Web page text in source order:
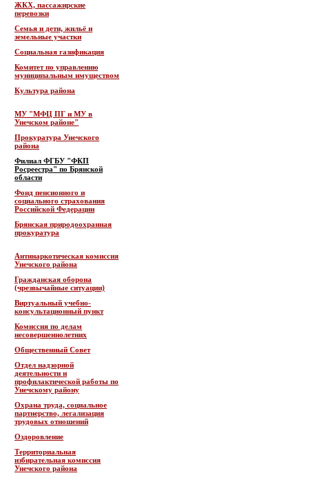
ЖКХ, пассажирские
перевозки
Семья и дети, жильё и
земельные участки
Социальная газификация
Комитет по управлению
муниципальным имуществом
Культура района
МУ "МФЦ ПГ и МУ в
Унечском районе"
Прокуратура Унечского
района
Филиал ФГБУ "ФКП
Росреестра" по Брянской
области
Фонд пенсионного и
социального страхования
Российской Федерации
Брянская природоохранная
прокуратура
Антинаркотическая комиссия
Унечского района
Гражданская оборона
(чрезвычайные ситуации)
Виртуальный учебно-
консультационный пункт
Комиссия по делам
несовершеннолетних
Общественный Совет
Отдел надзорной
деятельности и
профилактической работы по
Унечскому району
Охрана труда, социальное
партнерство, легализация
трудовых отношений
Оздоровление
Территориальная
избирательная комиссия
Унечского района